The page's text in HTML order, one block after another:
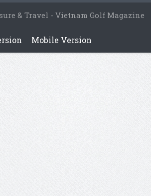
& Travel - Vietnam Golf Magazine
Mobile Version